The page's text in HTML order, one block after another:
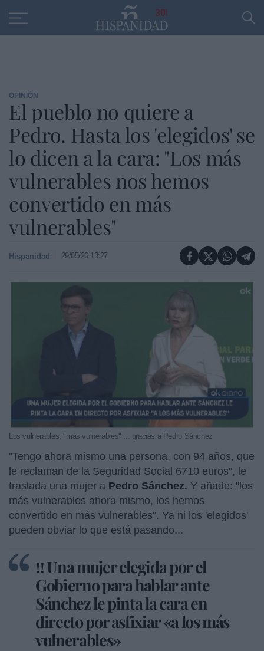
30
OPINIÓN
El pueblo no quiere a
Pedro. Hasta los 'elegidos' se
lo dicen a la cara: "Los más
vulnerables nos hemos
convertido en más
vulnerables"
Hispanidad 29/05/26 13:27
Los vulnerables, "más vulnerables" ... gracias a Pedro Sánchez
"Tengo ahora mismo una persona, con 94 años, que
le reclaman de la Seguridad Social 6710 euros", le
traslada una mujer a Pedro Sánchez. Y añade: "los
más vulnerables ahora mismo, los hemos
convertido en más vulnerables". Ya ni los 'elegidos'
pueden obviar lo que está pasando...
‼️ Una mujer elegida por el
Gobierno para hablar ante
Sánchez le pinta la cara en
directo por asfixiar «a los más
vulnerables»